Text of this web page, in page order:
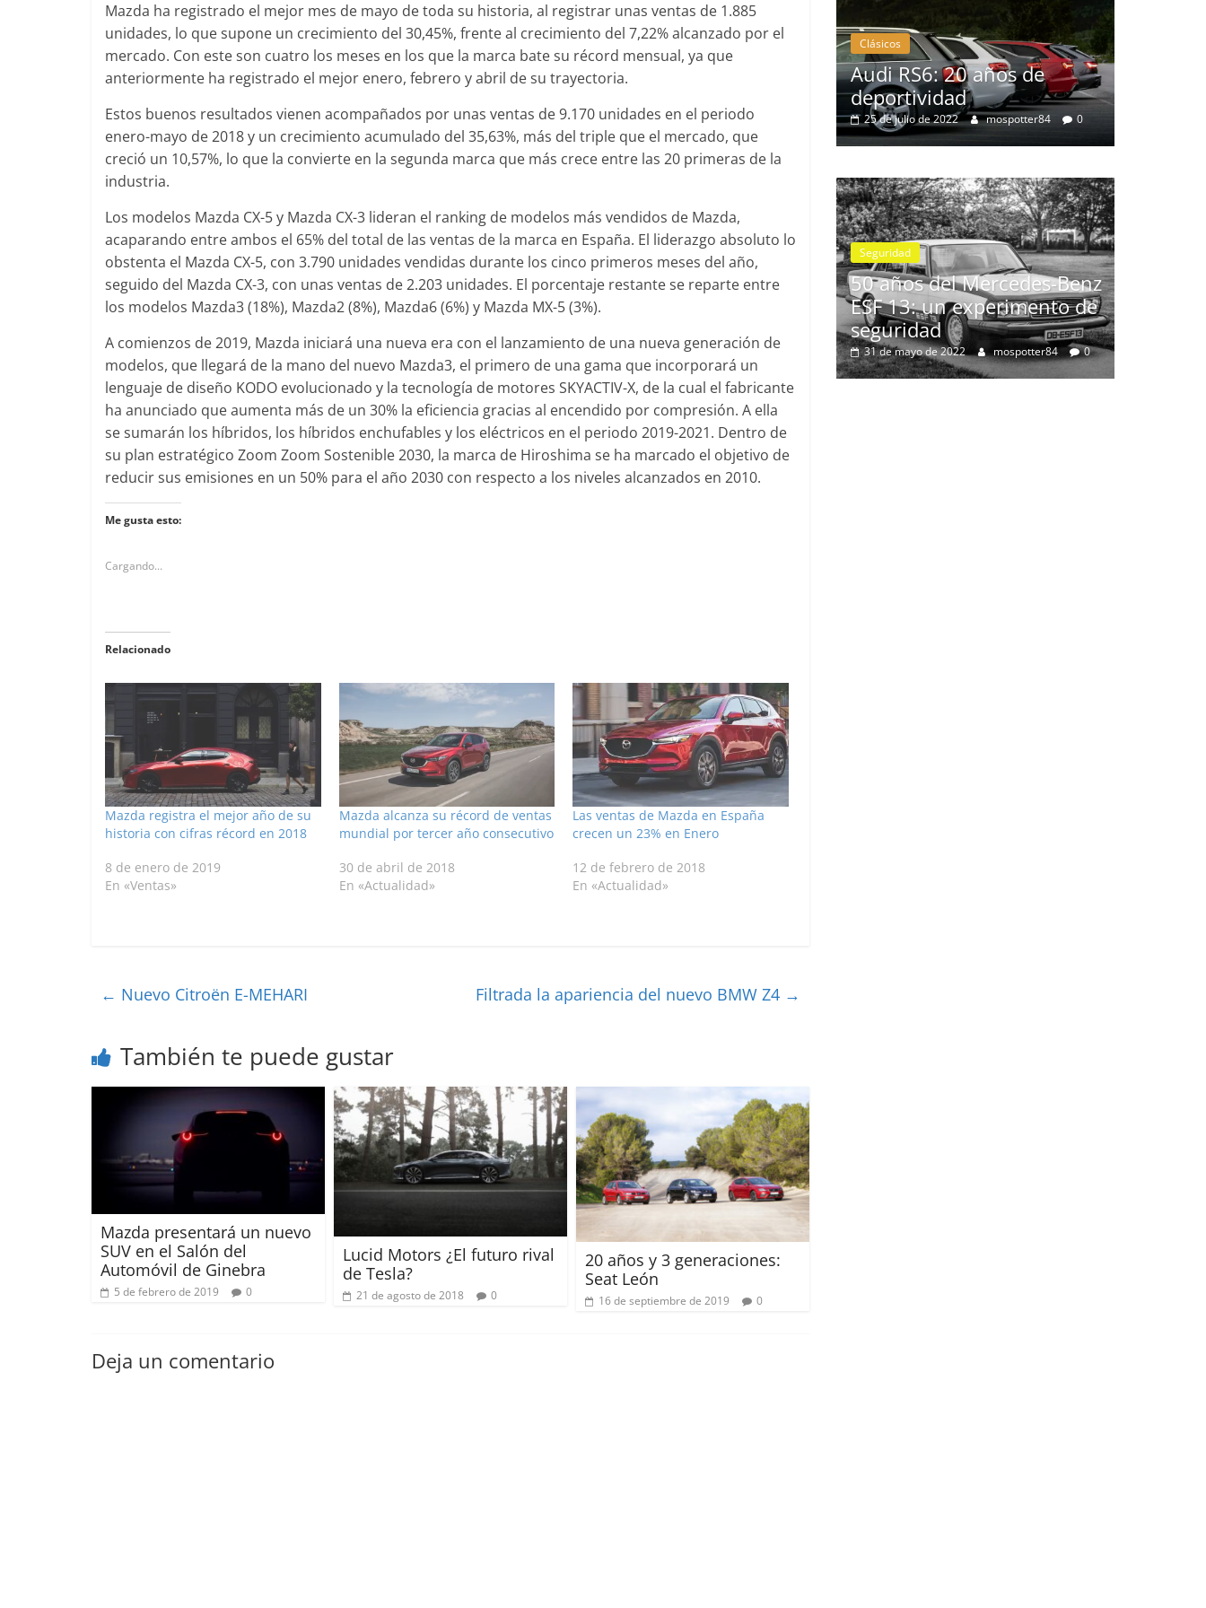
Mazda ha registrado el mejor mes de mayo de toda su historia, al registrar unas ventas de 1.885
unidades, lo que supone un crecimiento del 30,45%, frente al crecimiento del 7,22% alcanzado por el
mercado. Con este son cuatro los meses en los que la marca bate su récord mensual, ya que
anteriormente ha registrado el mejor enero, febrero y abril de su trayectoria.
Estos buenos resultados vienen acompañados por unas ventas de 9.170 unidades en el periodo
enero-mayo de 2018 y un crecimiento acumulado del 35,63%, más del triple que el mercado, que
creció un 10,57%, lo que la convierte en la segunda marca que más crece entre las 20 primeras de la
industria.
Los modelos Mazda CX-5 y Mazda CX-3 lideran el ranking de modelos más vendidos de Mazda,
acaparando entre ambos el 65% del total de las ventas de la marca en España. El liderazgo absoluto lo
obstenta el Mazda CX-5, con 3.790 unidades vendidas durante los cinco primeros meses del año,
seguido del Mazda CX-3, con unas ventas de 2.203 unidades. El porcentaje restante se reparte entre
los modelos Mazda3 (18%), Mazda2 (8%), Mazda6 (6%) y Mazda MX-5 (3%).
A comienzos de 2019, Mazda iniciará una nueva era con el lanzamiento de una nueva generación de
modelos, que llegará de la mano del nuevo Mazda3, el primero de una gama que incorporará un
lenguaje de diseño KODO evolucionado y la tecnología de motores SKYACTIV-X, de la cual el fabricante
ha anunciado que aumenta más de un 30% la eficiencia gracias al encendido por compresión. A ella
se sumarán los híbridos, los híbridos enchufables y los eléctricos en el periodo 2019-2021. Dentro de
su plan estratégico Zoom Zoom Sostenible 2030, la marca de Hiroshima se ha marcado el objetivo de
reducir sus emisiones en un 50% para el año 2030 con respecto a los niveles alcanzados en 2010.
Me gusta esto:
Cargando...
Relacionado
Mazda registra el mejor año de su
historia con cifras récord en 2018
8 de enero de 2019
En «Ventas»
Mazda alcanza su récord de ventas
mundial por tercer año consecutivo
30 de abril de 2018
En «Actualidad»
Las ventas de Mazda en España
crecen un 23% en Enero
12 de febrero de 2018
En «Actualidad»
← Nuevo Citroën E-MEHARI Filtrada la apariencia del nuevo BMW Z4 →
También te puede gustar
Mazda presentará un nuevo
SUV en el Salón del
Automóvil de Ginebra
5 de febrero de 2019 0
Lucid Motors ¿El futuro rival
de Tesla?
21 de agosto de 2018 0
20 años y 3 generaciones:
Seat León
16 de septiembre de 2019 0
Deja un comentario
Clásicos
Clase S Coupé W140: 30
años de uno de los
Mercedes-Benz más caros
Audi RS6: 20 años de
deportividad
Clásicos
BMW Serie 7: lujo desde
1977
Seguridad
Llamada a revisión en
Mercedes Clase A fabricados
entre 2017-2019
4 de septiembre de 2020
mospotter84
0
50 años del Mercedes-Benz
ESF 13: un experimento de
seguridad
31 de mayo de 2022
Seguridad Vídeo
El Mazda CX-5 2022 logra la
máxima nota en las
de seguridad del IIHS
11 de noviembre de 2021